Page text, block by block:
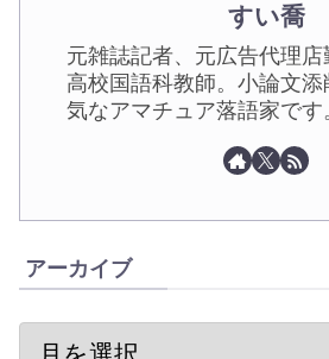
すい喬
元雑誌記者、元広告代理店
高校国語科教師。小論文
気なアマチュア落語家です
アーカイブ